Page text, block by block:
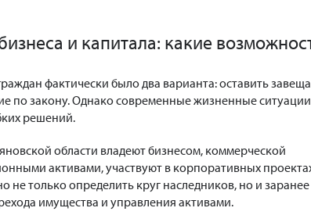
и капитала: какие
фактически было два варианта: оставить
по закону. Однако современные жизненные ситуации
решений.
области владеют бизнесом, коммерческой
активами, участвуют в корпоративных
не только определить круг наследников, но и заранее
имущества и управления активами.